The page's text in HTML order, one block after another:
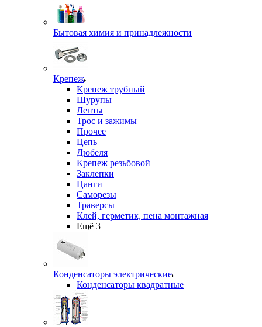
Бытовая химия и принадлежности
Крепеж
Крепеж трубный
Шурупы
Ленты
Трос и зажимы
Прочее
Цепь
Дюбеля
Крепеж резьбовой
Заклепки
Цанги
Саморезы
Траверсы
Клей, герметик, пена монтажная
Ещё 3
Конденсаторы электрические
Конденсаторы квадратные